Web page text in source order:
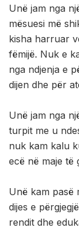
Unë jam nga
mësuesi më
kisha harruar
fëmijë. Nuk e
nga ndjenja e
dijen dhe për
Unë jam nga
turpit me u
nuk kam kalu
ecë në maje të
Unë kam pasë
dijes e
rendit dhe